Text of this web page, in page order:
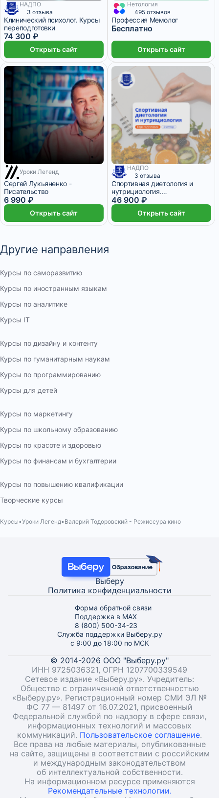
НАДПО
3 отзыва
Клинический психолог. Курсы
переподготовки
74 300 ₽
Открыть сайт
Нетология
495 отзывов
Профессия Мемолог
Бесплатно
Открыть сайт
Уроки Легенд
Сергей Лукьяненко -
Писательство
6 990 ₽
Открыть сайт
НАДПО
3 отзыва
Спортивная диетология и
нутрициология.
Переподготовка
46 900 ₽
Открыть сайт
Другие направления
Курсы по саморазвитию
Курсы по иностранным языкам
Курсы по аналитике
Курсы IT
Курсы по дизайну и контенту
Курсы по гуманитарным наукам
Курсы по программированию
Курсы для детей
Курсы по маркетингу
Курсы по школьному образованию
Курсы по красоте и здоровью
Курсы по финансам и бухгалтерии
Курсы по повышению квалификации
Творческие курсы
Курсы Уроки Легенд Валерий Тодоровский - Режиссура кино
Выберу
Политика конфиденциальности
Форма обратной связи
Поддержка в MAX
8 (800) 500-34-23
Служба поддержки Выберу.ру
с 9:00 до 18:00 по МСК
© 2014-2026 ООО "Выберу.ру"
ИНН 9725036321, ОГРН 1207700339549
Сетевое издание «Выберу.ру». Учредитель:
Общество с ограниченной ответственностью
«Выберу.ру». Регистрационный номер СМИ ЭЛ №
ФС 77 — 81497 от 16.07.2021, присвоенный
Федеральной службой по надзору в сфере связи,
информационных технологий и массовых
коммуникаций. Пользовательское соглашение.
Все права на любые материалы, опубликованные
на сайте, защищены в соответствии с российским
и международным законодательством
об интеллектуальной собственности.
На информационном ресурсе применяются
Рекомендательные технологии.